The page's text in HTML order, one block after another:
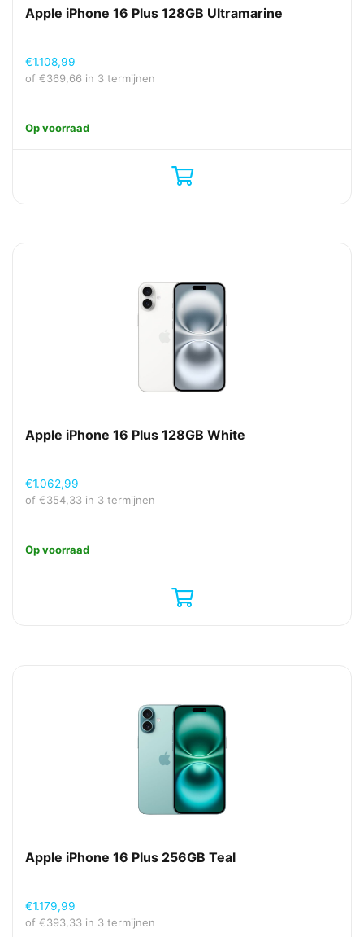
Apple iPhone 16 Plus 128GB Ultramarine
€1.108,99
of €369,66 in 3 termijnen
Op voorraad
Apple iPhone 16 Plus 128GB White
€1.062,99
of €354,33 in 3 termijnen
Op voorraad
Apple iPhone 16 Plus 256GB Teal
€1.179,99
of €393,33 in 3 termijnen